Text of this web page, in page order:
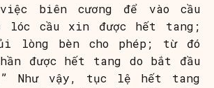
biên cương để vào cầu
lóc cầu xin được hết tang;
lòng bèn cho phép; từ đó
được hết tang do bắt đầu
Như vậy, tục lệ hết tang